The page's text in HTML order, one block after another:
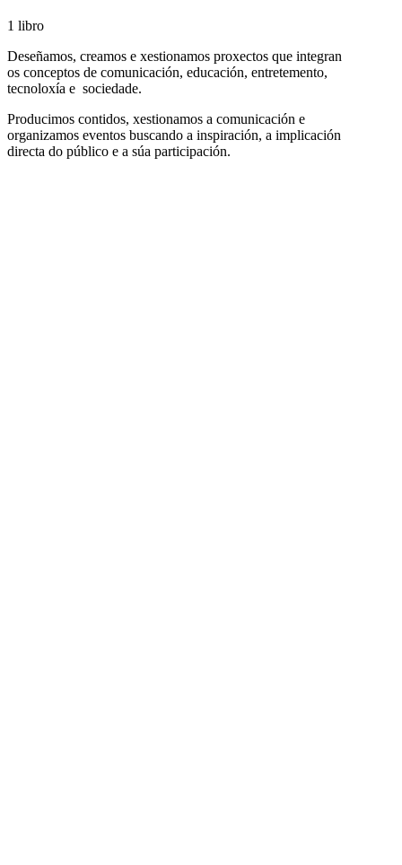
1 libro
Deseñamos, creamos e xestionamos proxectos que integran
os conceptos de comunicación, educación, entretemento,
tecnoloxía e sociedade.
Producimos contidos, xestionamos a comunicación e
organizamos eventos buscando a inspiración, a implicación
directa do público e a súa participación.